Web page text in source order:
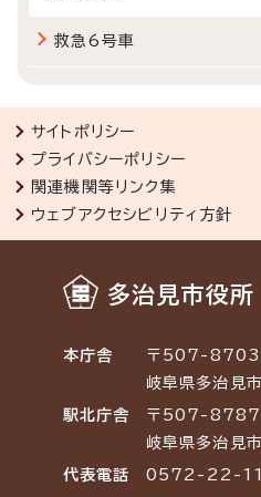
救急6号車
サイトポリシー
プライバシーポリシー
関連機関等リンク集
ウェブアクセシビリティ方針
多治見市役所
本庁舎
〒507-
岐阜県多治見
駅北庁舎
〒507-
岐阜県多治見
代表電話 0572-22-